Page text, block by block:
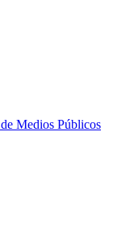
Medios Públicos